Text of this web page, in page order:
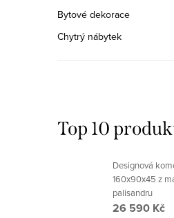
Bytové dekorace
Chytrý nábytek
Top 10
Designová
160x90x45 z
palisandru
26 590 Kč